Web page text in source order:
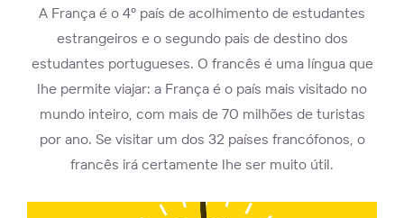
A França é o 4º país de acolhimento de estudantes
estrangeiros e o segundo pais de destino dos
estudantes portugueses. O francês é uma língua que
lhe permite viajar: a França é o país mais visitado no
mundo inteiro, com mais de 70 milhões de turistas
por ano. Se visitar um dos 32 países francófonos, o
francês irá certamente lhe ser muito útil.